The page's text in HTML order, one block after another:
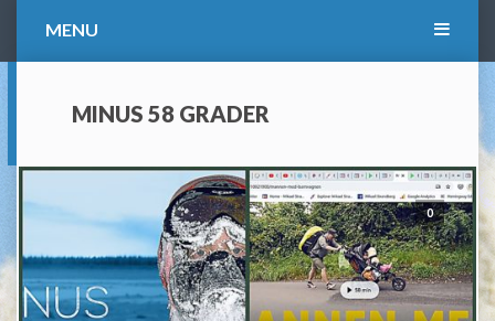
MENU
MINUS 58 GRADER
0